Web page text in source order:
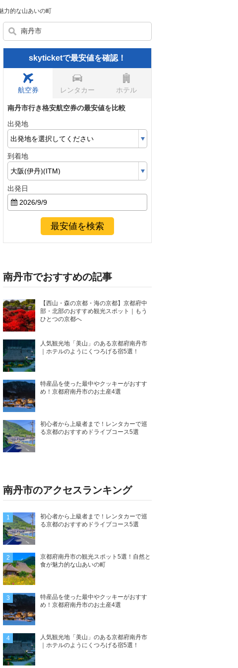
力的な山あいの町
skyticketで最安値を確認！
航空券 レンタカー ホテル
南丹市行き格安航空券の最安値を比較
出発地
到着地
出発日
最安値を検索
南丹市でおすすめの記事
【西山・森の京都・海の京都】京都府中
部・北部のおすすめ観光スポット｜もう
ひとつの京都へ
人気観光地「美山」のある京都府南丹市
｜ホテルのようにくつろげる宿5選！
特産品を使った最中やクッキーがおすす
め！京都府南丹市のお土産4選
初心者から上級者まで！レンタカーで巡
る京都のおすすめドライブコース5選
南丹市のアクセスランキング
1
初心者から上級者まで！レンタカーで巡
る京都のおすすめドライブコース5選
2
京都府南丹市の観光スポット5選！自然と
食が魅力的な山あいの町
3
特産品を使った最中やクッキーがおすす
め！京都府南丹市のお土産4選
4
人気観光地「美山」のある京都府南丹市
｜ホテルのようにくつろげる宿5選！